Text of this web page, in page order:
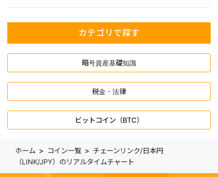
カテゴリで探す
暗号資産基礎知識
税金・法律
ビットコイン（BTC）
ホーム コイン一覧
チェーンリンク/日本円
（LINK/JPY）のリアルタイムチャート